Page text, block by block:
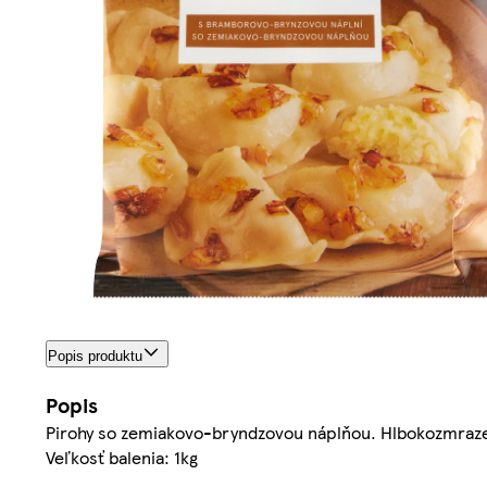
Popis produktu
Popis
Pirohy so zemiakovo-bryndzovou náplňou.
Veľkosť balenia: 1kg